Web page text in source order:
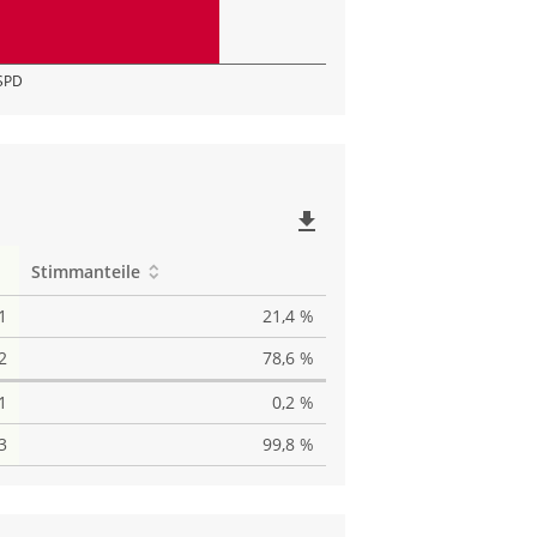
file_download
Stimmanteile
21,4 %
78,6 %
1
0,2 %
99,8 %